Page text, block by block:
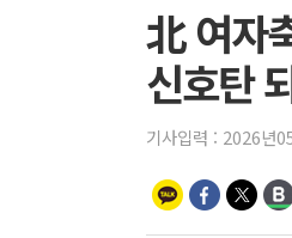
北 여자
신호탄
기사입력 : 2026년